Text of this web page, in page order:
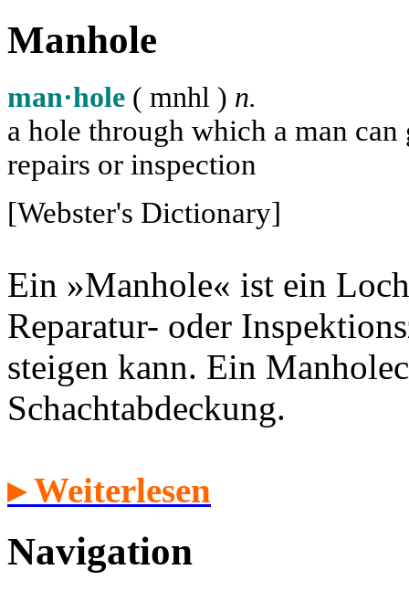
Manhole
man·hole ( mnhl ) n.
a hole through which a man
repairs or inspection
[Webster's Dictionary]
Ein »Manhole« ist ein
Reparatur- oder
steigen kann. Ein
Schachtabdeckung.
▸ Weiterlesen
Navigation